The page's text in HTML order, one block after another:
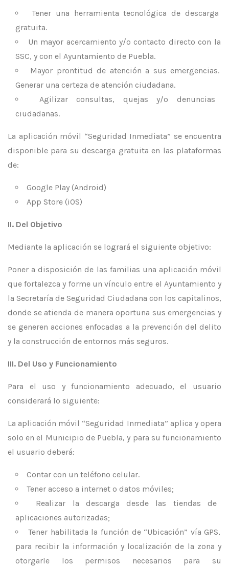
Tener una herramienta tecnológica de descarga
gratuita.
Un mayor acercamiento y/o contacto directo con la
SSC, y con el Ayuntamiento de Puebla.
Mayor prontitud de atención a sus emergencias.
Generar una certeza de atención ciudadana.
Agilizar consultas, quejas y/o denuncias
ciudadanas.
La aplicación móvil “Seguridad Inmediata” se encuentra
disponible para su descarga gratuita en las plataformas
de:
Google Play (Android)
App Store (iOS)
II. Del Objetivo
Mediante la aplicación se logrará el siguiente objetivo:
Poner a disposición de las familias una aplicación móvil
que fortalezca y forme un vínculo entre el Ayuntamiento y
la Secretaría de Seguridad Ciudadana con los capitalinos,
donde se atienda de manera oportuna sus emergencias y
se generen acciones enfocadas a la prevención del delito
y la construcción de entornos más seguros.
III. Del Uso y Funcionamiento
Para el uso y funcionamiento adecuado, el usuario
considerará lo siguiente:
La aplicación móvil “Seguridad Inmediata” aplica y opera
solo en el Municipio de Puebla, y para su funcionamiento
el usuario deberá:
Contar con un teléfono celular.
Tener acceso a internet o datos móviles;
Realizar la descarga desde las tiendas de
aplicaciones autorizadas;
Tener habilitada la función de “Ubicación” vía GPS,
para recibir la información y localización de la zona y
otorgarle los permisos necesarios para su